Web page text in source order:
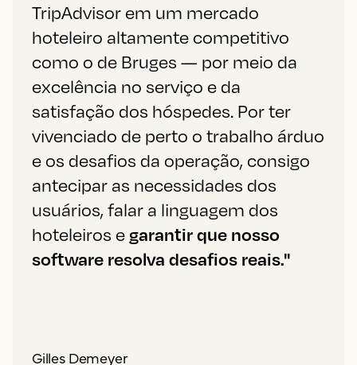
TripAdvisor em um mercado
hoteleiro altamente competitivo
como o de Bruges — por meio da
excelência no serviço e da
satisfação dos hóspedes. Por ter
vivenciado de perto o trabalho árduo
e os desafios da operação, consigo
antecipar as necessidades dos
usuários, falar a linguagem dos
hoteleiros e garantir que nosso
software resolva desafios reais."
Gilles Demeyer